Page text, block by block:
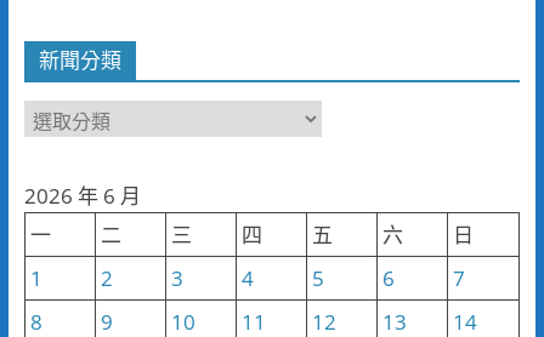
新聞分類
新
類
2026 年 6 月
一
二 三 四 五 六
日
1
2 3 4 5 6
7
8
9 10 11 12 13
14